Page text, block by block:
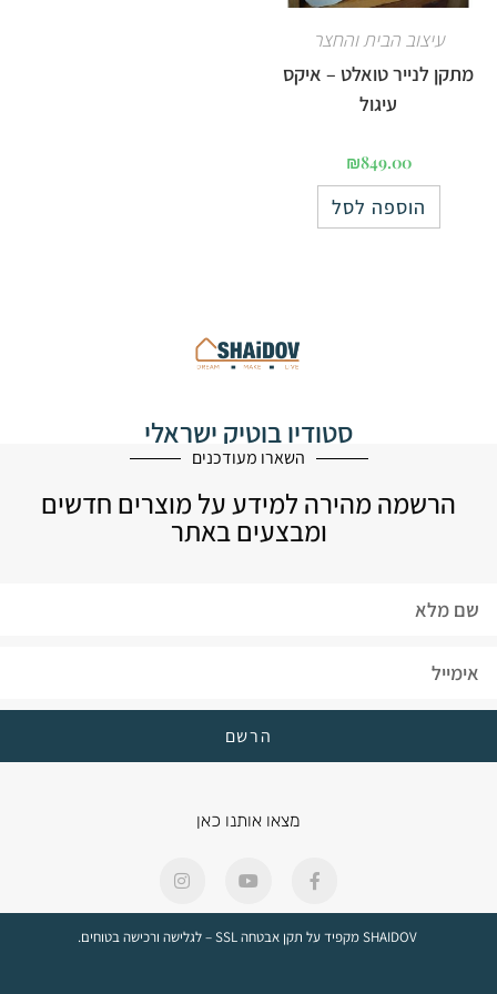
עיצוב הבית והחצר
מתקן לנייר טואלט – איקס
עיגול
₪849.00
הוספה לסל
סטודיו בוטיק ישראלי
לעיצוב הבית
השארו מעודכנים
הרשמה מהירה למידע על מוצרים חדשים
ומבצעים באתר
הרשם
מצאו אותנו כאן
SHAIDOV מקפיד על תקן אבטחה SSL – לגלישה ורכישה בטוחים.